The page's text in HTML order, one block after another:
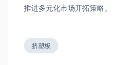
推进多元化市场开拓策略。
挤塑板